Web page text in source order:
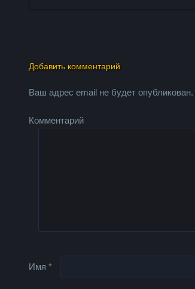
Добавить комментарий
Ваш адрес email не будет опубликован.
Комментарий
Имя*